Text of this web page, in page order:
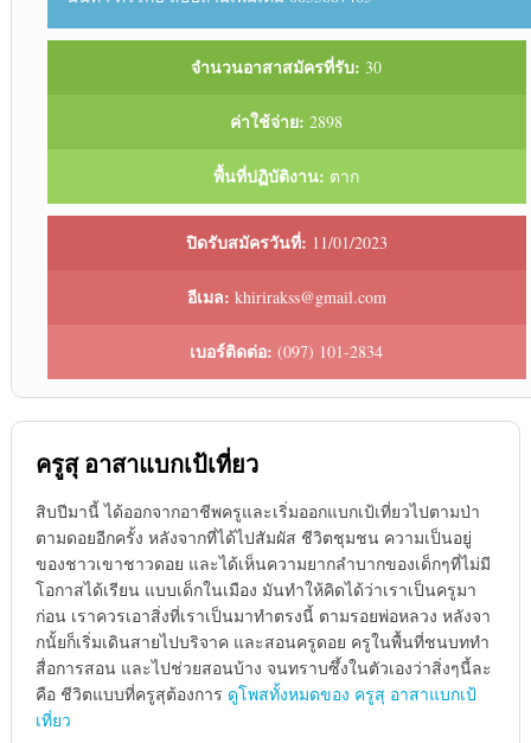
จำนวนอาสาสมัครที่รับ: 30
ค่าใช้จ่าย: 2898
พื้นที่ปฏิบัติงาน: ตาก
ปิดรับสมัครวันที่: 11/01/2023
อีเมล: khirirakss@gmail.com
เบอร์ติดต่อ: (097) 101-2834
ครูสุ อาสาแบกเป้เที่ยว
สิบปีมานี้ ได้ออกจากอาชีพครูและเริ่มออกแบกเป้เที่ยวไปตามป่า
ตามดอยอีกครั้ง หลังจากที่ได้ไปสัมผัส ชีวิตชุมชน ความเป็นอยู่
ของชาวเขาชาวดอย และได้เห็นความยากลำบากของเด็กๆที่ไม่มี
โอกาสได้เรียน แบบเด็กในเมือง มันทำให้คิดได้ว่าเราเป็นครูมา
ก่อน เราควรเอาสิ่งที่เราเป็นมาทำตรงนี้ ตามรอยพ่อหลวง หลังจา
กนั้ยก็เริ่มเดินสายไปบริจาค และสอนครูดอย ครูในพื้นที่ชนบททำ
สื่อการสอน และไปช่วยสอนบ้าง จนทราบซึ้งในตัวเองว่าสิ่งๆนี้ละ
คือ ชีวิตแบบที่ครูสุต้องการ ดูโพสทั้งหมดของ ครูสุ อาสาแบกเป้
เที่ยว